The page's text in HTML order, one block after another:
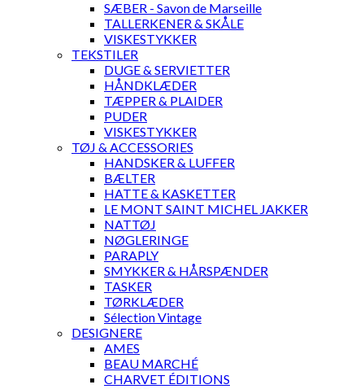
SÆBER - Savon de Marseille
TALLERKENER & SKÅLE
VISKESTYKKER
TEKSTILER
DUGE & SERVIETTER
HÅNDKLÆDER
TÆPPER & PLAIDER
PUDER
VISKESTYKKER
TØJ & ACCESSORIES
HANDSKER & LUFFER
BÆLTER
HATTE & KASKETTER
LE MONT SAINT MICHEL JAKKER
NATTØJ
NØGLERINGE
PARAPLY
SMYKKER & HÅRSPÆNDER
TASKER
TØRKLÆDER
Sélection Vintage
DESIGNERE
AMES
BEAU MARCHÉ
CHARVET ÉDITIONS